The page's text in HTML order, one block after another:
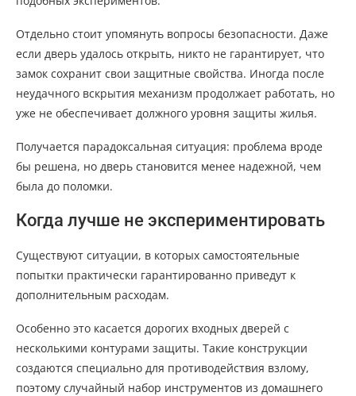
Отдельно стоит упомянуть вопросы безопасности. Даже
если дверь удалось открыть, никто не гарантирует, что
замок сохранит свои защитные свойства. Иногда после
неудачного вскрытия механизм продолжает работать, но
уже не обеспечивает должного уровня защиты жилья.
Получается парадоксальная ситуация: проблема вроде
бы решена, но дверь становится менее надежной, чем
была до поломки.
Когда лучше не экспериментировать
Существуют ситуации, в которых самостоятельные
попытки практически гарантированно приведут к
дополнительным расходам.
Особенно это касается дорогих входных дверей с
несколькими контурами защиты. Такие конструкции
создаются специально для противодействия взлому,
поэтому случайный набор инструментов из домашнего